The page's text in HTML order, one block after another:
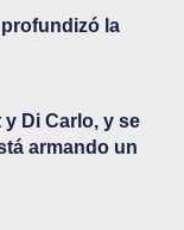
profundizó la
Di Carlo, y se
armando un